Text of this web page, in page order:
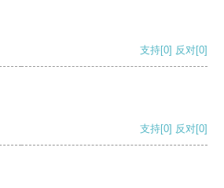
支持[0] 反对[0]
支持[0] 反对[0]